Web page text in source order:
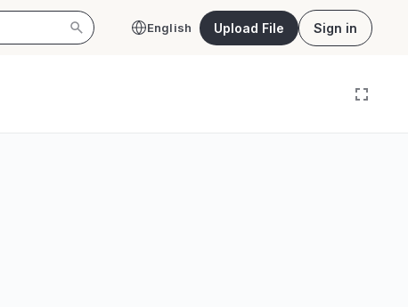
English Upload File Sign in